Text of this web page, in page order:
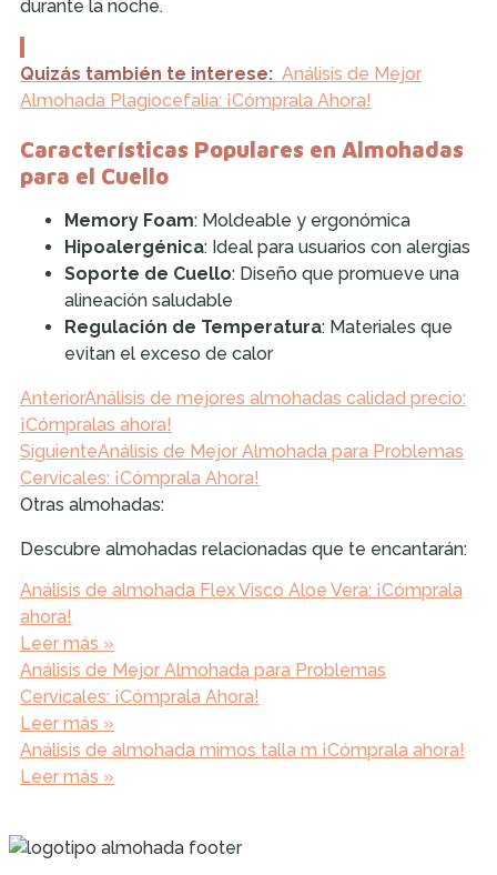
durante la noche.
Quizás también te interese: Análisis de Mejor
Almohada Plagiocefalia: ¡Cómprala Ahora!
Características Populares en Almohadas
para el Cuello
Memory Foam: Moldeable y ergonómica
Hipoalergénica: Ideal para usuarios con alergias
Soporte de Cuello: Diseño que promueve una
alineación saludable
Regulación de Temperatura: Materiales que
evitan el exceso de calor
AnteriorAnálisis de mejores almohadas calidad precio:
¡Cómpralas ahora!
SiguienteAnálisis de Mejor Almohada para Problemas
Cervicales: ¡Cómprala Ahora!
Otras almohadas:
Descubre almohadas relacionadas que te encantarán:
Análisis de almohada Flex Visco Aloe Vera: ¡Cómprala
ahora!
Leer más »
Análisis de Mejor Almohada para Problemas
Cervicales: ¡Cómprala Ahora!
Leer más »
Análisis de almohada mimos talla m ¡Cómprala ahora!
Leer más »